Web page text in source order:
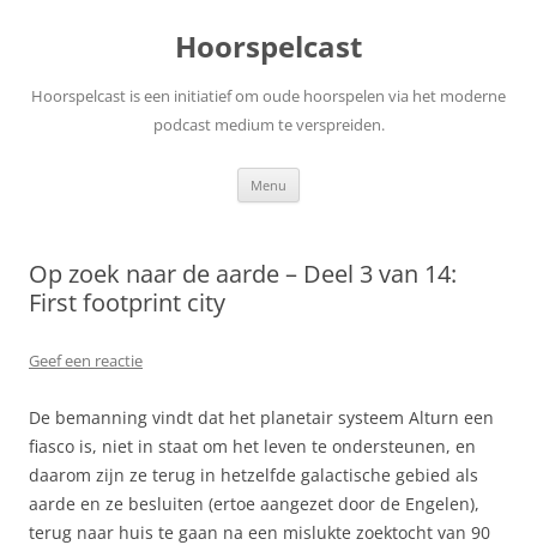
Hoorspelcast
Hoorspelcast is een initiatief om oude hoorspelen via het moderne
podcast medium te verspreiden.
Menu
Op zoek naar de aarde – Deel 3 van 14:
First footprint city
Geef een reactie
De bemanning vindt dat het planetair systeem Alturn een
fiasco is, niet in staat om het leven te ondersteunen, en
daarom zijn ze terug in hetzelfde galactische gebied als
aarde en ze besluiten (ertoe aangezet door de Engelen),
terug naar huis te gaan na een mislukte zoektocht van 90